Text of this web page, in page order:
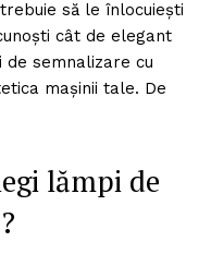
să le înlocuiești
cât de elegant
semnalizare cu
mașinii tale. De
lămpi de